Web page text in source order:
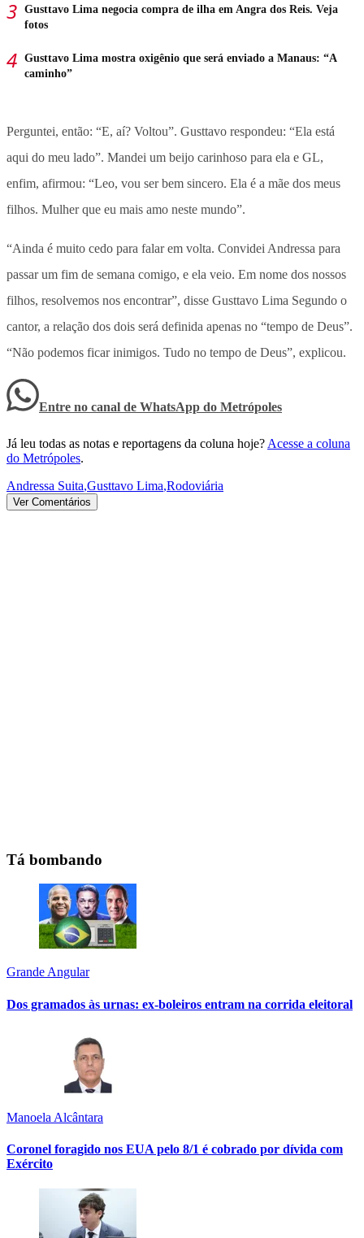
Gusttavo Lima negocia compra de ilha em Angra dos Reis. Veja
fotos
Gusttavo Lima mostra oxigênio que será enviado a Manaus: “A
caminho”
Perguntei, então: “E, aí? Voltou”. Gusttavo respondeu: “Ela está
aqui do meu lado”. Mandei um beijo carinhoso para ela e GL,
enfim, afirmou: “Leo, vou ser bem sincero. Ela é a mãe dos meus
filhos. Mulher que eu mais amo neste mundo”.
“Ainda é muito cedo para falar em volta. Convidei Andressa para
passar um fim de semana comigo, e ela veio. Em nome dos nossos
filhos, resolvemos nos encontrar”, disse Gusttavo Lima Segundo o
cantor, a relação dos dois será definida apenas no “tempo de Deus”.
“Não podemos ficar inimigos. Tudo no tempo de Deus”, explicou.
Entre no canal de WhatsApp do Metrópoles
Já leu todas as notas e reportagens da coluna hoje? Acesse a coluna
do Metrópoles.
Andressa Suita,Gusttavo Lima,Rodoviária
Ver Comentários
Tá bombando
Grande Angular
Dos gramados às urnas: ex-boleiros entram na corrida eleitoral
Manoela Alcântara
Coronel foragido nos EUA pelo 8/1 é cobrado por dívida com
Exército